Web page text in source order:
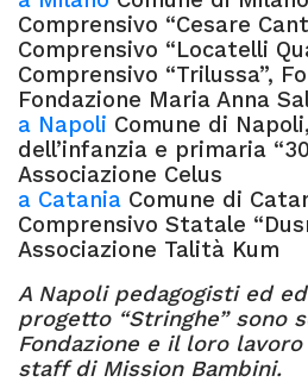
Comprensivo “Cesare
Comprensivo “Locatelli
Comprensivo “Trilussa”,
Fondazione Maria Anna
a Napoli Comune di
dell’infanzia e primaria
Associazione Celus
a Catania Comune di
Comprensivo Statale
Associazione Talità Kum
A Napoli pedagogisti ed
progetto “Stringhe” sono
Fondazione e il loro
staff di Mission Bambini.